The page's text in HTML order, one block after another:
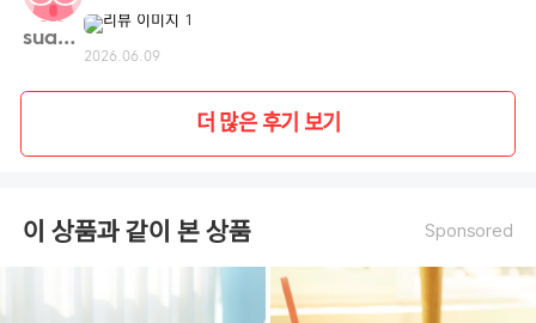
suand**
2026.06.09
더 많은 후기 보기
이 상품과 같이 본 상품 Sponsored